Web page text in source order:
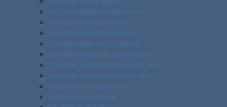
Проектирование супермаркета
Оборудование для рынка
Создание проекта магазина
Оборудование для общепита
Холодильный шкаф для магазина
Торговое оборудование стеллажи
Торговое оборудование на заказ
Морозильные лари-бонеты
Витрина для кофейни